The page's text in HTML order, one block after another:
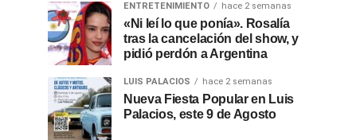
ENTRETENIMIENTO hace 2 semanas
«Ni leí lo que ponía». Rosalía
tras la cancelación del show, y
pidió perdón a Argentina
LUIS PALACIOS hace 2 semanas
Nueva Fiesta Popular en Luis
Palacios, este 9 de Agosto